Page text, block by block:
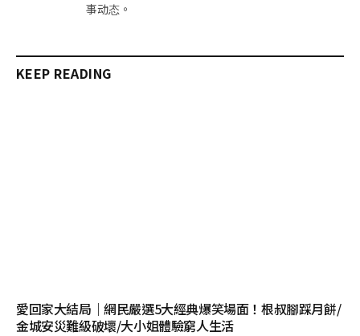
事动态。
KEEP READING
愛回家大結局｜網民嚴選5大經典爆笑場面！根叔腳踩月餅/
金城安災難級破壞/大小姐體驗窮人生活